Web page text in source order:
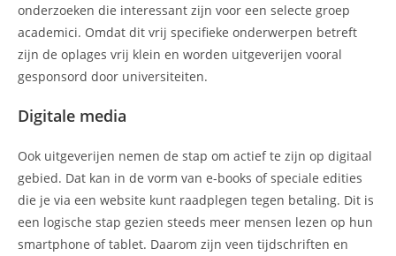
onderzoeken die interessant zijn voor een selecte groep
academici. Omdat dit vrij specifieke onderwerpen betreft
zijn de oplages vrij klein en worden uitgeverijen vooral
gesponsord door universiteiten.
Digitale media
Ook uitgeverijen nemen de stap om actief te zijn op digitaal
gebied. Dat kan in de vorm van e-books of speciale edities
die je via een website kunt raadplegen tegen betaling. Dit is
een logische stap gezien steeds meer mensen lezen op hun
smartphone of tablet. Daarom zijn veen tijdschriften en